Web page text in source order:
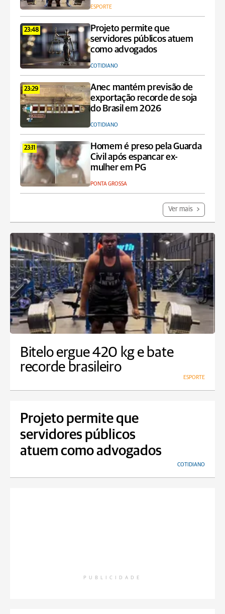
ESPORTE
23:48
Projeto permite que
servidores públicos atuem
como advogados
COTIDIANO
23:29
Anec mantém previsão de
exportação recorde de soja
do Brasil em 2026
COTIDIANO
23:11
Homem é preso pela Guarda
Civil após espancar ex-
mulher em PG
PONTA GROSSA
Ver mais
Bitelo ergue 420 kg e bate
recorde brasileiro
ESPORTE
Projeto permite que
servidores públicos
atuem como advogados
COTIDIANO
PUBLICIDADE